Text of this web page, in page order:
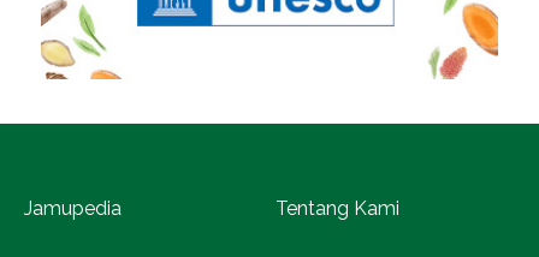
Jamupedia Tentang Kami